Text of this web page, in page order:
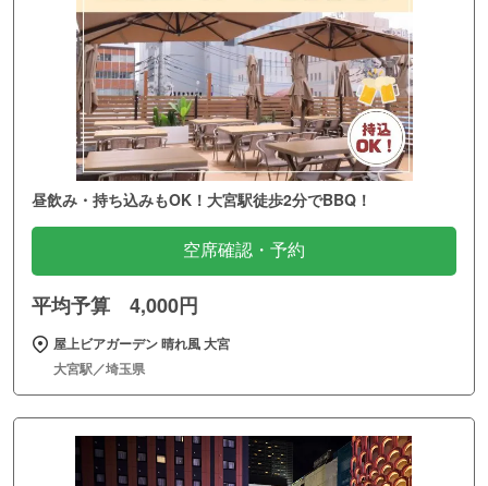
昼飲み・持ち込みもOK！大宮駅徒歩2分でBBQ！
空席確認・予約
平均予算 4,000円
屋上ビアガーデン 晴れ風 大宮
大宮駅／埼玉県